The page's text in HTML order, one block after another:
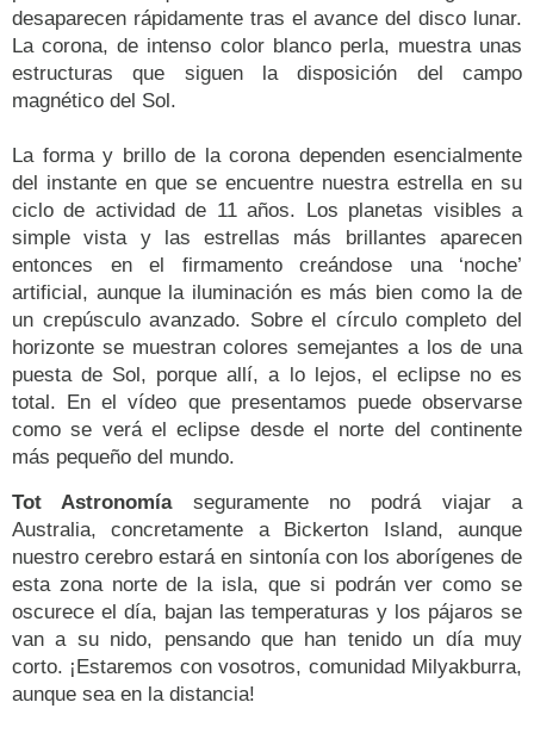
desaparecen rápidamente tras el avance del disco lunar.
La corona, de intenso color blanco perla, muestra unas
estructuras que siguen la disposición del campo
magnético del Sol.
La forma y brillo de la corona dependen esencialmente
del instante en que se encuentre nuestra estrella en su
ciclo de actividad de 11 años. Los planetas visibles a
simple vista y las estrellas más brillantes aparecen
entonces en el firmamento creándose una ‘noche’
artificial, aunque la iluminación es más bien como la de
un crepúsculo avanzado. Sobre el círculo completo del
horizonte se muestran colores semejantes a los de una
puesta de Sol, porque allí, a lo lejos, el eclipse no es
total. En el vídeo que presentamos puede observarse
como se verá el eclipse desde el norte del continente
más pequeño del mundo.
Tot Astronomíaseguramente no podrá viajar a
Australia, concretamente a Bickerton Island, aunque
nuestro cerebro estará en sintonía con los aborígenes de
esta zona norte de la isla, que si podrán ver como se
oscurece el día, bajan las temperaturas y los pájaros se
van a su nido, pensando que han tenido un día muy
corto. ¡Estaremos con vosotros, comunidad Milyakburra,
aunque sea en la distancia!